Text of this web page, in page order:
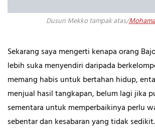
Dusun Mekko tampak atas/
Sekarang saya mengerti kenapa orang
lebih suka menyendiri daripada
memang habis untuk bertahan hidup,
menjual hasil tangkapan, belum lagi jika
sementara untuk memperbaikinya perlu
sebentar dan kesabaran yang tidak sedikit.